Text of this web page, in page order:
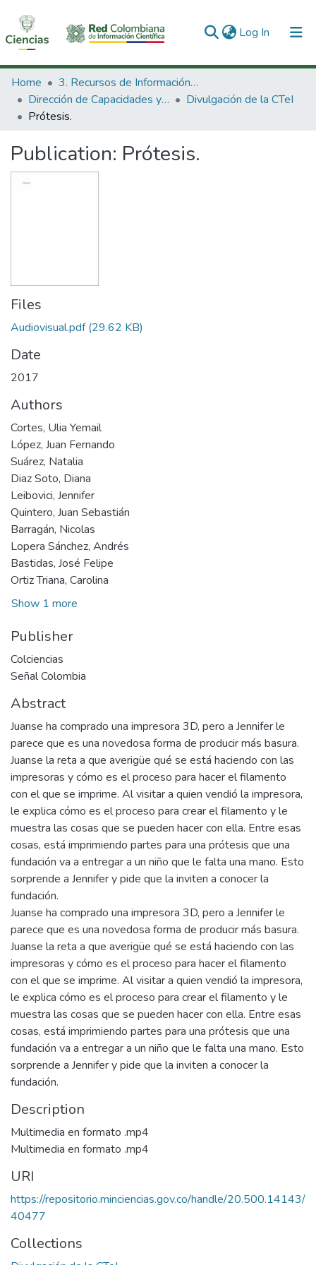
Log In (current)
Communities & Collections
All of DSpace
Home
3. Recursos de Información Científica y Tecnológica
Dirección de Capacidades y Divulgación de la CTeI
Divulgación de la CTeI
Prótesis.
Publication: Prótesis.
Files
Audiovisual.pdf(29.62 KB)
Date
2017
Authors
Cortes, Ulia Yemail
López, Juan Fernando
Suárez, Natalia
Diaz Soto, Diana
Leibovici, Jennifer
Quintero, Juan Sebastián
Barragán, Nicolas
Lopera Sánchez, Andrés
Bastidas, José Felipe
Ortiz Triana, Carolina
Show 1 more
Publisher
Colciencias
Señal Colombia
Abstract
Juanse ha comprado una impresora 3D, pero a Jennifer le
parece que es una novedosa forma de producir más basura.
Juanse la reta a que averigüe qué se está haciendo con las
impresoras y cómo es el proceso para hacer el filamento
con el que se imprime. Al visitar a quien vendió la impresora,
le explica cómo es el proceso para crear el filamento y le
muestra las cosas que se pueden hacer con ella. Entre esas
cosas, está imprimiendo partes para una prótesis que una
fundación va a entregar a un niño que le falta una mano. Esto
sorprende a Jennifer y pide que la inviten a conocer la
fundación.
Juanse ha comprado una impresora 3D, pero a Jennifer le
parece que es una novedosa forma de producir más basura.
Juanse la reta a que averigüe qué se está haciendo con las
impresoras y cómo es el proceso para hacer el filamento
con el que se imprime. Al visitar a quien vendió la impresora,
le explica cómo es el proceso para crear el filamento y le
muestra las cosas que se pueden hacer con ella. Entre esas
cosas, está imprimiendo partes para una prótesis que una
fundación va a entregar a un niño que le falta una mano. Esto
sorprende a Jennifer y pide que la inviten a conocer la
fundación.
Description
Multimedia en formato .mp4
Multimedia en formato .mp4
URI
https://repositorio.minciencias.gov.co/handle/20.500.14143/
40477
Collections